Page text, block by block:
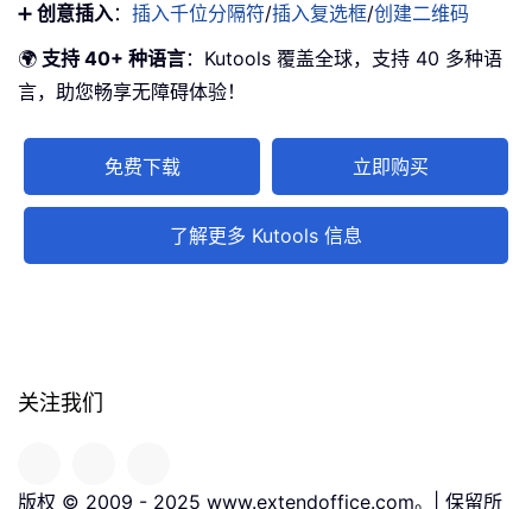
➕ 创意插入： 插入千位分隔符/插入复选框/创建二维码
🌍 支持 40+ 种语言：Kutools 覆盖全球，支持 40 多种语
言，助您畅享无障碍体验！
免费下载 立即购买
了解更多 Kutools 信息
关注我们
版权 © 2009 - 2025 www.extendoffice.com。| 保留所